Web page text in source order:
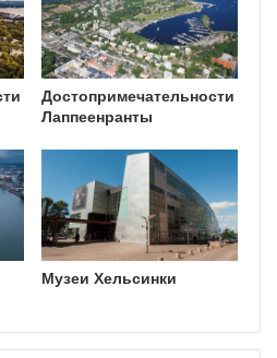
Достопримечательности
Лаппеенранты
Музеи Хельсинки